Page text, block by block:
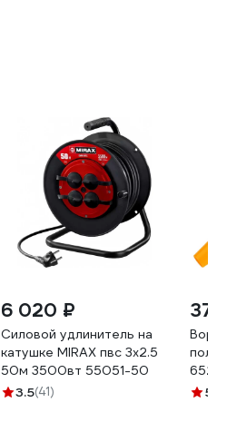
6 020 ₽
Силовой удлинитель на
катушке MIRAX пвс 3x2.5
50м 3500вт 55051-50
3.5(41)
374
65232
5